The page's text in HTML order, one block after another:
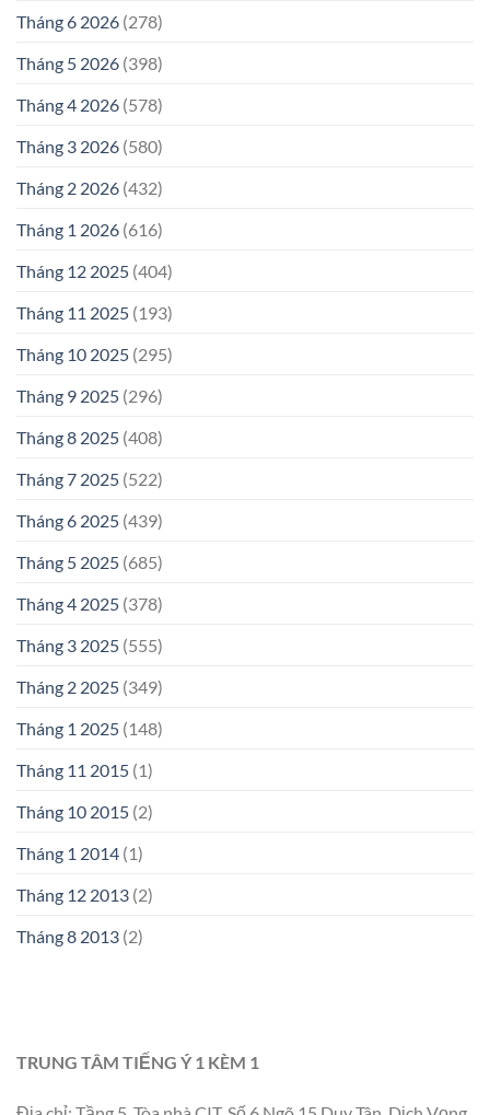
Tháng 6 2026 (278)
Tháng 5 2026 (398)
Tháng 4 2026 (578)
Tháng 3 2026 (580)
Tháng 2 2026 (432)
Tháng 1 2026 (616)
Tháng 12 2025 (404)
Tháng 11 2025 (193)
Tháng 10 2025 (295)
Tháng 9 2025 (296)
Tháng 8 2025 (408)
Tháng 7 2025 (522)
Tháng 6 2025 (439)
Tháng 5 2025 (685)
Tháng 4 2025 (378)
Tháng 3 2025 (555)
Tháng 2 2025 (349)
Tháng 1 2025 (148)
Tháng 11 2015 (1)
Tháng 10 2015 (2)
Tháng 1 2014 (1)
Tháng 12 2013 (2)
Tháng 8 2013 (2)
TRUNG TÂM TIẾNG Ý 1 KÈM 1